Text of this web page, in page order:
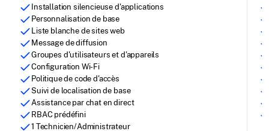
Installation silencieuse d'applications
Personnalisation de base
Liste blanche de sites web
Message de diffusion
Groupes d'utilisateurs et d'appareils
Configuration Wi-Fi
Politique de code d'accès
Suivi de localisation de base
Assistance par chat en direct
RBAC prédéfini
1 Technicien/Administrateur